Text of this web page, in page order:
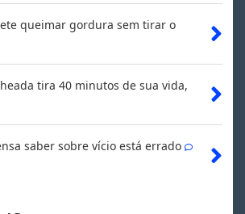
queimar gordura sem tirar o
tira 40 minutos de sua vida,
saber sobre vício está errado